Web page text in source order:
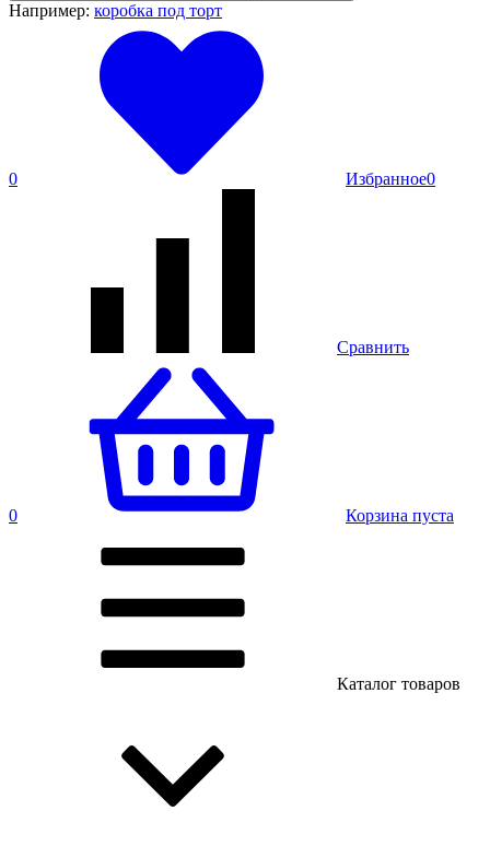
Например: коробка под торт
0 Избранное0
Сравнить
0 Корзина пуста
Каталог товаров